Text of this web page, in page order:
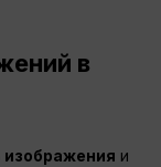
в
изображения и